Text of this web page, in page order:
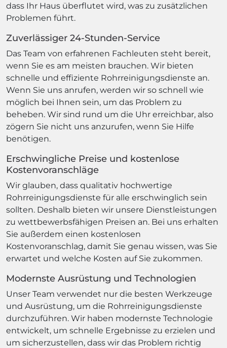
dass Ihr Haus überflutet wird, was zu zusätzlichen
Problemen führt.
Zuverlässiger 24-Stunden-Service
Das Team von erfahrenen Fachleuten steht bereit,
wenn Sie es am meisten brauchen. Wir bieten
schnelle und effiziente Rohrreinigungsdienste an.
Wenn Sie uns anrufen, werden wir so schnell wie
möglich bei Ihnen sein, um das Problem zu
beheben. Wir sind rund um die Uhr erreichbar, also
zögern Sie nicht uns anzurufen, wenn Sie Hilfe
benötigen.
Erschwingliche Preise und kostenlose
Kostenvoranschläge
Wir glauben, dass qualitativ hochwertige
Rohrreinigungsdienste für alle erschwinglich sein
sollten. Deshalb bieten wir unsere Dienstleistungen
zu wettbewerbsfähigen Preisen an. Bei uns erhalten
Sie außerdem einen kostenlosen
Kostenvoranschlag, damit Sie genau wissen, was Sie
erwartet und welche Kosten auf Sie zukommen.
Modernste Ausrüstung und Technologien
Unser Team verwendet nur die besten Werkzeuge
und Ausrüstung, um die Rohrreinigungsdienste
durchzuführen. Wir haben modernste Technologie
entwickelt, um schnelle Ergebnisse zu erzielen und
um sicherzustellen, dass wir das Problem richtig